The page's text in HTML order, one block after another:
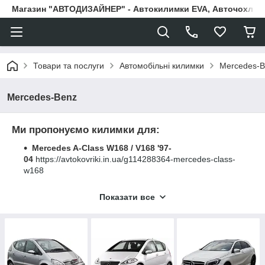
Магазин "АВТОДИЗАЙНЕР" - Автокилимки EVA, Авточохли,
Товари та послуги Автомобільні килимки Mercedes-
Mercedes-Benz
Ми пропонуємо килимки для:
Mercedes A-Class W168 / V168 '97-
04 https://avtokovriki.in.ua/g114288364-mercedes-class-
w168
https://avtokovriki.in.ua/g114288368-mercedes-class-
https://avtokovriki.in.ua/g114288513-mercedes-class-
w176
Mercedes A-Class W177
Показати все